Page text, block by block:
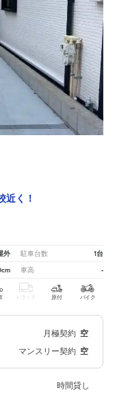
近く！
外 駐車台数 1台
車高 -
トラック 原付 バイク
月極契約 空
マンスリー契約 空
時間貸し